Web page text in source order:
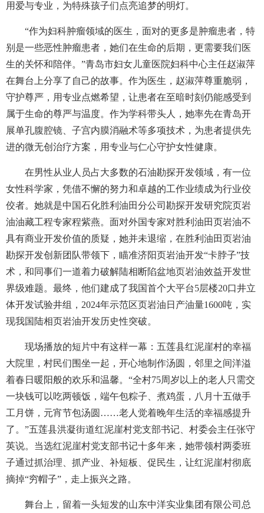
用爱与专业，为特殊孩子们点亮追梦的明灯。
“作为妇科肿瘤领域的医生，面对的更多是肿瘤患者，特
别是一些恶性肿瘤患者，她们在生命的后期，更需要我们医
生的关怀和陪伴。”青岛市妇女儿童医院妇科中心主任赵淑萍
在舞台上分享了自己的故事。作为医生，赵淑萍尊重脆弱，
守护尊严，用专业点燃希望，让患者在至暗时刻仍能感受到
属于生命的尊严与温度。作为学科带头人，她率先在青岛开
展单孔腹腔镜、子宫内膜消融术等多项技术，为患者提供先
进的微无创治疗方案，用专业与仁心守护女性健康。
在男性从业人员占大多数的石油勘探开发领域，有一位
女性科学家，凭借不懈的努力和卓越的工作业绩成为行业佼
佼者。她就是中国石化胜利油田分公司勘探开发研究院页岩
油油藏工程专家程紫燕。面对外国专家对胜利油田页岩油不
具有商业开发价值的质疑，她并未退缩，在胜利油田页岩油
勘探开发创新团队带领下，瞄准济阳页岩油开发“卡脖子”技
术，和同事们一道着力破解陆相断陷盆地页岩油效益开发世
界级难题。最终，他们建成了我国首个大平台5层楼20口井立
体开发试验井组，2024年示范区页岩油日产油量1600吨，实
现我国陆相页岩油开发历史性突破。
现场播放的短片中有这样一幕：五莲县红泥崖村的幸福
大院里，村民们围坐一起，开心地制作汤圆，邻里之间洋溢
着春日暖阳般的欢乐和温馨。“全村75周岁以上的老人只需交
一块钱可以吃两顿饭，端午包粽子、煮鸡蛋，八月十五做手
工月饼，元宵节包汤圆……老人觉着晚年生活的幸福感提升
了。”五莲县洪凝街道红泥崖村党支部书记、村委会主任张守
英说。当选红泥崖村党支部书记十多年来，她带领村两委班
子通过抓治理、抓产业、补短板、促民生，让红泥崖村彻底
摘掉“穷帽子”，走上振兴之路。
舞台上，留着一头短发的山东中洋实业集团有限公司总